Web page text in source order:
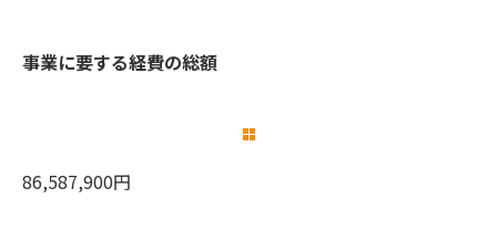
事業に要する経費の総額
86,587,900円